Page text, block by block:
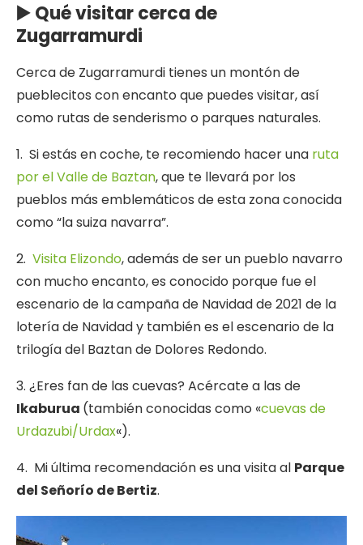
▶️ Qué visitar cerca de
Zugarramurdi
Cerca de Zugarramurdi tienes un montón de
pueblecitos con encanto que puedes visitar, así
como rutas de senderismo o parques naturales.
1. Si estás en coche, te recomiendo hacer una ruta
por el Valle de Baztan, que te llevará por los
pueblos más emblemáticos de esta zona conocida
como “la suiza navarra”.
2. Visita Elizondo, además de ser un pueblo navarro
con mucho encanto, es conocido porque fue el
escenario de la campaña de Navidad de 2021 de la
lotería de Navidad y también es el escenario de la
trilogía del Baztan de Dolores Redondo.
3. ¿Eres fan de las cuevas? Acércate a las de
Ikaburua (también conocidas como «cuevas de
Urdazubi/Urdax«).
4. Mi última recomendación es una visita al Parque
del Señorío de Bertiz.